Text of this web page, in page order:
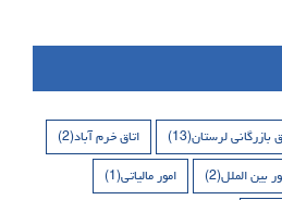
بازرگانی لرستان(13) اتاق خرم آباد(2)
بین الملل(2) امور مالیاتی(1)